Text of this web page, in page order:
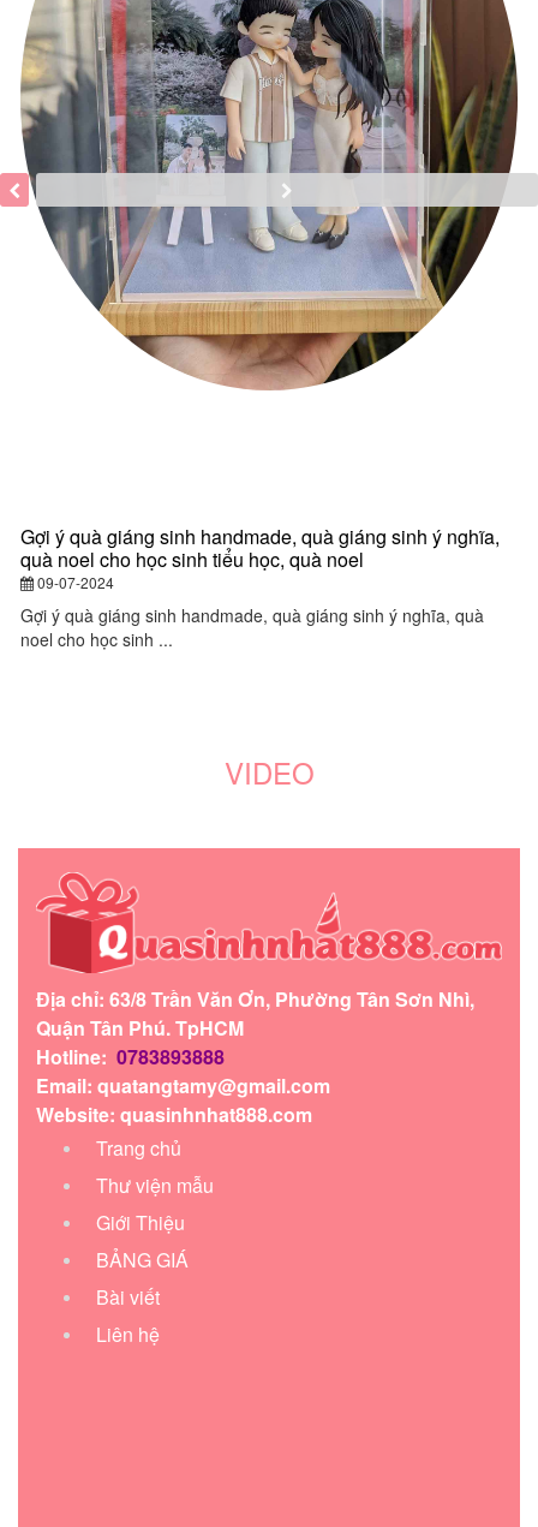
Gợi ý quà giáng sinh handmade, quà giáng sinh ý nghĩa,
quà noel cho học sinh tiểu học, quà noel
09-07-2024
Gợi ý quà giáng sinh handmade, quà giáng sinh ý nghĩa, quà
noel cho học sinh ...
VIDEO
Địa chỉ: 63/8 Trần Văn Ơn, Phường Tân Sơn Nhì,
Quận Tân Phú. TpHCM
Hotline: 0783893888
Email: quatangtamy@gmail.com
Website: quasinhnhat888.com
Trang chủ
Thư viện mẫu
Giới Thiệu
BẢNG GIÁ
Bài viết
Liên hệ